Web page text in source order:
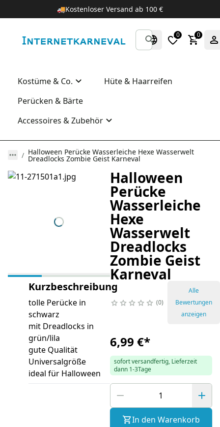
🚚Kostenloser Versand ab 100 €
0 0
Kostüme & Co.
Hüte & Haarreifen
Perücken & Bärte
Accessoires & Zubehör
Halloween Perücke Wasserleiche Hexe Wasserwelt
Dreadlocks Zombie Geist Karneval
Kurzbeschreibung
tolle Perücke in
schwarz
mit Dreadlocks in
grün/lila
gute Qualität
Universalgröße
ideal für Halloween
Halloween
Perücke
Wasserleiche
Hexe
Wasserwelt
Dreadlocks
Zombie Geist
Karneval
0
Alle
Bewertungen
anzeigen
6,99 €*
sofort versandfertig, Lieferzeit
dann 1-3Tage
In den Warenkorb